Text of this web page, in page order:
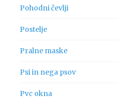
Pohodni čevlji
Postelje
Pralne maske
Psi in nega psov
Pvc okna